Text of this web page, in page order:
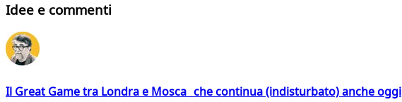
Idee e commenti
Il Great Game tra Londra e Mosca che continua (indisturbato) anche oggi